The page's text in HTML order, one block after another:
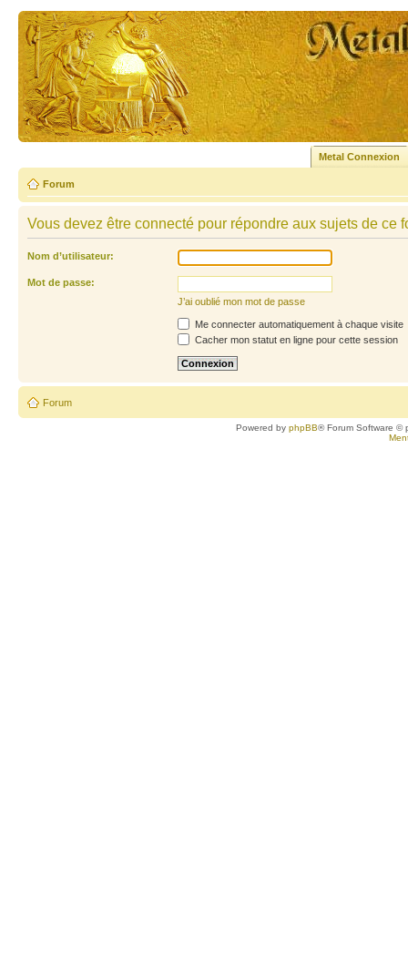
Metal Connexion
Forum
Vous devez être connecté pour répondre aux sujets de ce
Nom d’utilisateur:
Mot de passe:
J’ai oublié mon mot de passe
Me connecter automatiquement à chaque visite
Cacher mon statut en ligne pour cette session
Forum
Powered byphpBB® Forum Software ©